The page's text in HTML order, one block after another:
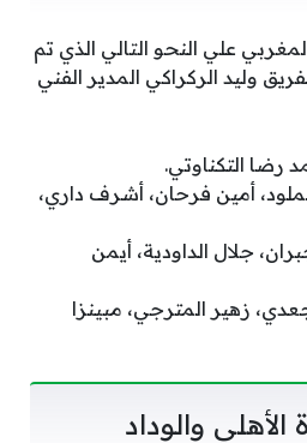
علي النحو التالي الذي تم
وليد الركراكي المدير الفني
رضا التكناوتي.
أمين فرحان، أشرف داري،
جلال الداودية، أيمن
زهير المترجي، مبينزا
والوداد